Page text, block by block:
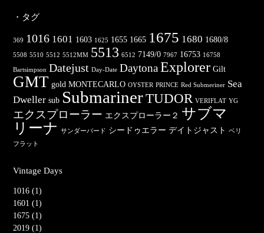
・タグ
369 1016 1601 1603 1625 1655 1665 1675 1680 1680/8
5508 5510 5512 5512MM 5513 6512 7149/0 7967 16753 16758
Bartsimpson Datejust Day-Date Daytona Explorer Gilt
GMT gold MONTECARLO OYSTER PRINCE Red Submeriner Sea
Dweller sub SubmarinerTUDOR VERIFLAT YG
エクスプローラー エクスプローラー２ サブマ
リーナ
サンダーバード シードゥエラー デイトジャスト
ベリ
フラット
Vintage Days
1016 (1)
1601 (1)
1675 (1)
2019 (1)